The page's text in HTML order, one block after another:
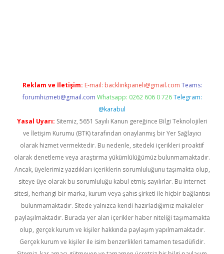
Reklam ve İletişim: E-mail: backlinkpaneli@gmail.com Teams:
forumhizmeti@gmail.com Whatsapp: 0262 606 0 726 Telegram:
@karabul
Yasal Uyarı: Sitemiz, 5651 Sayılı Kanun gereğince Bilgi Teknolojileri
ve İletişim Kurumu (BTK) tarafından onaylanmış bir Yer Sağlayıcı
olarak hizmet vermektedir. Bu nedenle, sitedeki içerikleri proaktif
olarak denetleme veya araştırma yükümlülüğümüz bulunmamaktadır.
Ancak, üyelerimiz yazdıkları içeriklerin sorumluluğunu taşımakta olup,
siteye üye olarak bu sorumluluğu kabul etmiş sayılırlar. Bu internet
sitesi, herhangi bir marka, kurum veya şahıs şirketi ile hiçbir bağlantısı
bulunmamaktadır. Sitede yalnızca kendi hazırladığımız makaleler
paylaşılmaktadır. Burada yer alan içerikler haber niteliği taşımamakta
olup, gerçek kurum ve kişiler hakkında paylaşım yapılmamaktadır.
Gerçek kurum ve kişiler ile isim benzerlikleri tamamen tesadüfidir.